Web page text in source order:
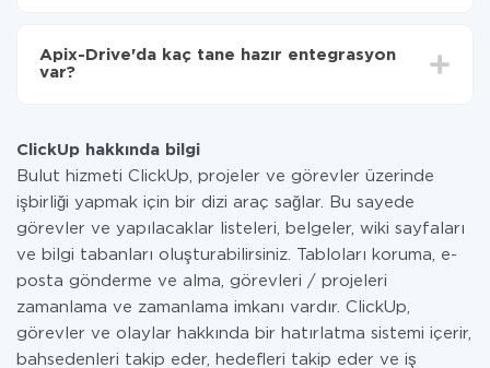
Hizmetimiz aracılığıyla yalnızca bir sisteminizden
diğerine aktarılan veri miktarı için ödeme yaparsınız.
Apix-Drive'da kaç tane hazır entegrasyon
var?
ClickUp hakkında bilgi
Bulut hizmeti ClickUp, projeler ve görevler üzerinde
işbirliği yapmak için bir dizi araç sağlar. Bu sayede
görevler ve yapılacaklar listeleri, belgeler, wiki sayfaları
ve bilgi tabanları oluşturabilirsiniz. Tabloları koruma, e-
posta gönderme ve alma, görevleri / projeleri
zamanlama ve zamanlama imkanı vardır. ClickUp,
görevler ve olaylar hakkında bir hatırlatma sistemi içerir,
bahsedenleri takip eder, hedefleri takip eder ve iş